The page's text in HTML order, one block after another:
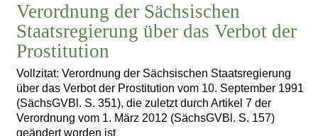
Verordnung der Sächsischen
Staatsregierung über das Verbot der
Prostitution
Vollzitat: Verordnung der Sächsischen Staatsregierung
über das Verbot der Prostitution vom 10. September 1991
(SächsGVBl. S. 351), die zuletzt durch Artikel 7 der
Verordnung vom 1. März 2012 (SächsGVBl. S. 157)
geändert worden ist